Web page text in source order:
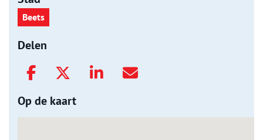
Beets
Delen
Op de kaart